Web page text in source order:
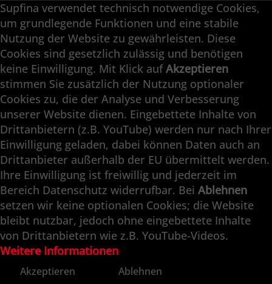
Supfina Anbaugeräte
Supfina Partner Portal
Supfina Grieshaber GmbH & Co. KG
Schmelzegrün 7
77709 Wolfach / Deutschland
+49 7834 866-0
info@supfina.com
Engineering with High Precision
Superfinish · Planfinish · Feinschleifen ·
Doppelplanschleifen · Automation · Service
Supfina verwendet technisch notwendige Cookies,
um grundlegende Funktionen und eine stabile
Nutzung der Website zu gewährleisten. Diese
Cookies sind gesetzlich zulässig und benötigen
keine Einwilligung. Mit Klick aufAkzeptieren
stimmen Sie zusätzlich der Nutzung optionaler
Cookies zu, die der Analyse und Verbesserung
unserer Website dienen. Eingebettete Inhalte von
Drittanbietern (z.B. YouTube) werden nur nach Ihrer
Einwilligung geladen, dabei können Daten auch an
Drittanbieter außerhalb der EU übermittelt werden.
Ihre Einwilligung ist freiwillig und jederzeit im
Bereich Datenschutz widerrufbar. Bei Ablehnen
setzen wir keine optionalen Cookies; die Website
bleibt nutzbar, jedoch ohne eingebettete Inhalte
von Drittanbietern wie z.B. YouTube-Videos.
Weitere Informationen
Akzeptieren Ablehnen